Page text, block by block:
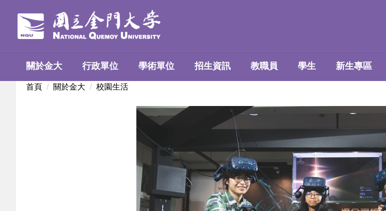
區
關於金大 行政單位 學術單位 招生資訊 教職員 學生 新生專區
首頁 關於金大 校園生活